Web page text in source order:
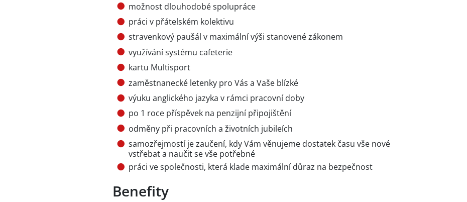
možnost dlouhodobé spolupráce
práci v přátelském kolektivu
stravenkový paušál v maximální výši stanovené zákonem
využívání systému cafeterie
kartu Multisport
zaměstnanecké letenky pro Vás a Vaše blízké
výuku anglického jazyka v rámci pracovní doby
po 1 roce příspěvek na penzijní připojištění
odměny při pracovních a životních jubileích
samozřejmostí je zaučení, kdy Vám věnujeme dostatek času vše nové
vstřebat a naučit se vše potřebné
práci ve společnosti, která klade maximální důraz na bezpečnost
Benefity